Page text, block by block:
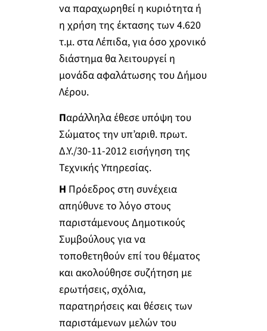
να παραχωρηθεί η κυριότητα ή
η χρήση της έκτασης των 4.620
τ.μ. στα Λέπιδα, για όσο χρονικό
διάστημα θα λειτουργεί η
μονάδα αφαλάτωσης του Δήμου
Λέρου.
Παράλληλα έθεσε υπόψη του
Σώματος την υπ’αριθ. πρωτ.
Δ.Υ./30-11-2012 εισήγηση της
Τεχνικής Υπηρεσίας.
Η Πρόεδρος στη συνέχεια
απηύθυνε το λόγο στους
παριστάμενους Δημοτικούς
Συμβούλους για να
τοποθετηθούν επί του θέματος
και ακολούθησε συζήτηση με
ερωτήσεις, σχόλια,
παρατηρήσεις και θέσεις των
παριστάμενων μελών του